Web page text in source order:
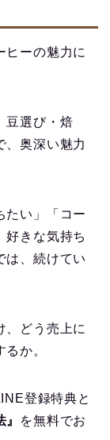
ヒーの魅力に
豆選び・焙
、奥深い魅力
たい」「コー
好きな気持ち
は、続けてい
、どう売上に
か。
登録特典と
を無料でお